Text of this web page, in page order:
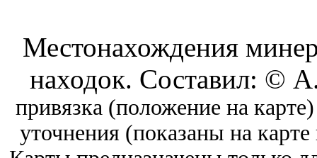
Местонахождения
находок. Составил: ©
привязка (положение на
уточнения (показаны на